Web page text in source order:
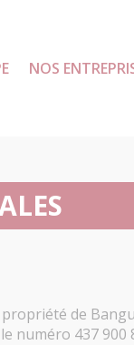
NOS
de
numéro 437